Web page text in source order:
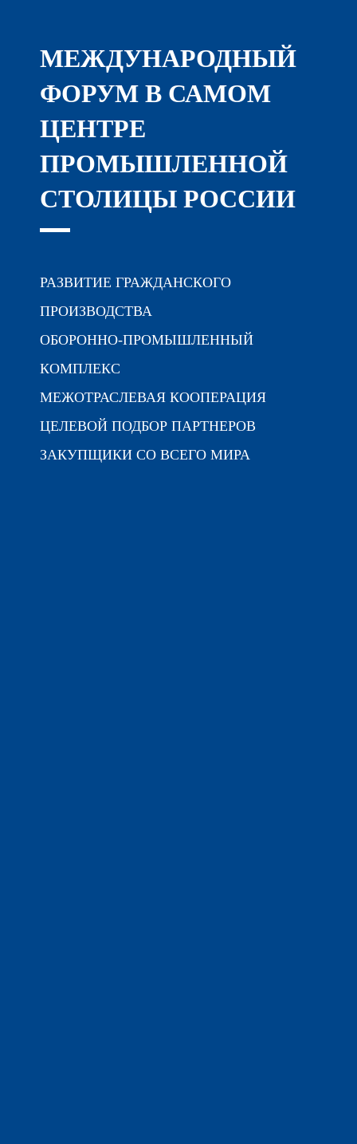
МЕЖДУНАРОДНЫЙ
ФОРУМ В САМОМ
ЦЕНТРЕ
ПРОМЫШЛЕННОЙ
СТОЛИЦЫ РОССИИ
РАЗВИТИЕ ГРАЖДАНСКОГО
ПРОИЗВОДСТВА
ОБОРОННО-ПРОМЫШЛЕННЫЙ
КОМПЛЕКС
МЕЖОТРАСЛЕВАЯ КООПЕРАЦИЯ
ЦЕЛЕВОЙ ПОДБОР ПАРТНЕРОВ
ЗАКУПЩИКИ СО ВСЕГО МИРА